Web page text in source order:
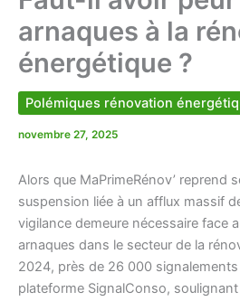
arnaques à la
énergétique ?
Polémiques rénovation
novembre 27, 2025
Alors que MaPrimeRénov’ reprend
suspension liée à un afflux massif
vigilance demeure nécessaire face
arnaques dans le secteur de la
2024, près de 26 000
plateforme SignalConso, soulignant